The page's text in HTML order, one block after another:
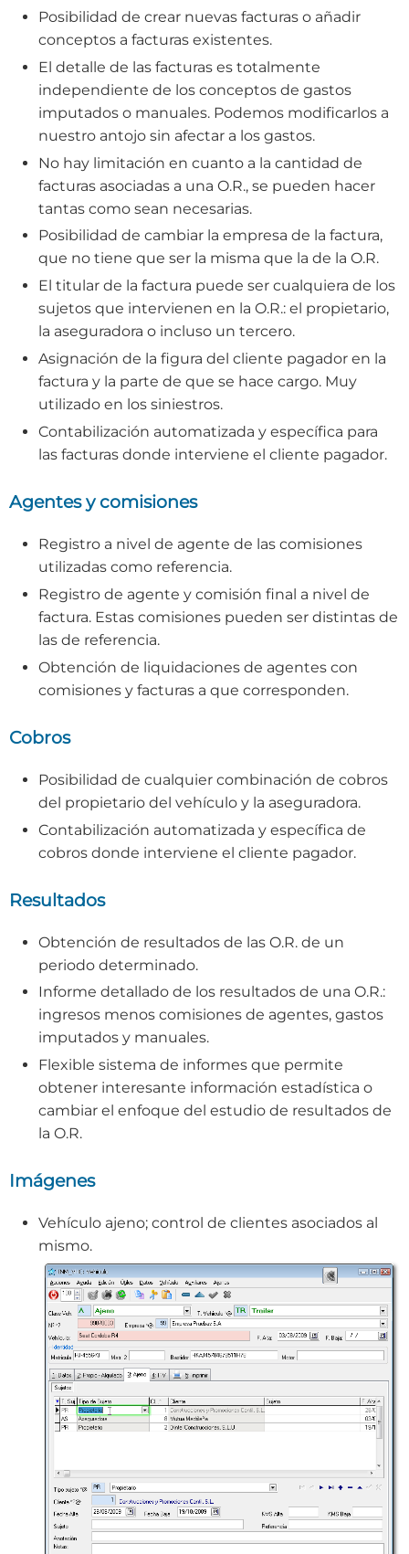
Posibilidad de crear nuevas facturas o añadir
conceptos a facturas existentes.
El detalle de las facturas es totalmente
independiente de los conceptos de gastos
imputados o manuales. Podemos modificarlos a
nuestro antojo sin afectar a los gastos.
No hay limitación en cuanto a la cantidad de
facturas asociadas a una O.R., se pueden hacer
tantas como sean necesarias.
Posibilidad de cambiar la empresa de la factura,
que no tiene que ser la misma que la de la O.R.
El titular de la factura puede ser cualquiera de los
sujetos que intervienen en la O.R.: el propietario,
la aseguradora o incluso un tercero.
Asignación de la figura del cliente pagador en la
factura y la parte de que se hace cargo. Muy
utilizado en los siniestros.
Contabilización automatizada y específica para
las facturas donde interviene el cliente pagador.
Agentes y comisiones
Registro a nivel de agente de las comisiones
utilizadas como referencia.
Registro de agente y comisión final a nivel de
factura. Estas comisiones pueden ser distintas de
las de referencia.
Obtención de liquidaciones de agentes con
comisiones y facturas a que corresponden.
Cobros
Posibilidad de cualquier combinación de cobros
del propietario del vehículo y la aseguradora.
Contabilización automatizada y específica de
cobros donde interviene el cliente pagador.
Resultados
Obtención de resultados de las O.R. de un
periodo determinado.
Informe detallado de los resultados de una O.R.:
ingresos menos comisiones de agentes, gastos
imputados y manuales.
Flexible sistema de informes que permite
obtener interesante información estadística o
cambiar el enfoque del estudio de resultados de
la O.R.
Imágenes
Vehículo ajeno; control de clientes asociados al
mismo.